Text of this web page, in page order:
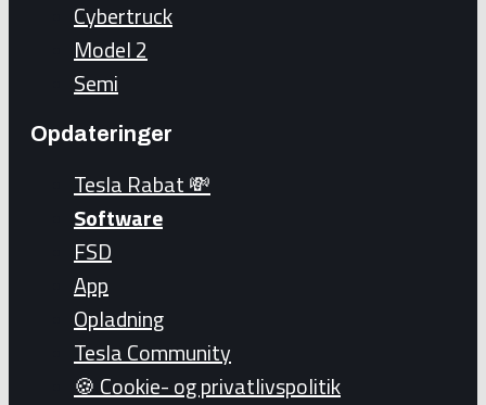
Cybertruck
Model 2
Semi
Opdateringer
Tesla Rabat 💸
Software
FSD
App
Opladning
Tesla Community
🍪 Cookie- og privatlivspolitik